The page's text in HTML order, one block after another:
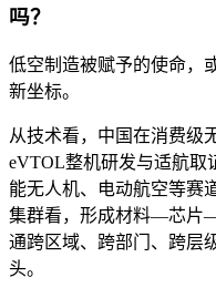
吗？
低空制造被赋予的使命，
新坐标。
从技术看，中国在消费级
eVTOL整机研发与适航取
能无人机、电动航空等赛
集群看，形成材料—芯
通跨区域、跨部门、跨层
头。